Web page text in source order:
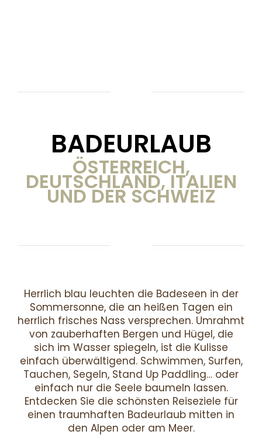
BADEURLAUB
ÖSTERREICH,
DEUTSCHLAND, ITALIEN
UND DER SCHWEIZ
Herrlich blau leuchten die Badeseen in der
Sommersonne, die an heißen Tagen ein
herrlich frisches Nass versprechen. Umrahmt
von zauberhaften Bergen und Hügel, die
sich im Wasser spiegeln, ist die Kulisse
einfach überwältigend. Schwimmen, Surfen,
Tauchen, Segeln, Stand Up Paddling… oder
einfach nur die Seele baumeln lassen.
Entdecken Sie die schönsten Reiseziele für
einen traumhaften Badeurlaub mitten in
den Alpen oder am Meer.